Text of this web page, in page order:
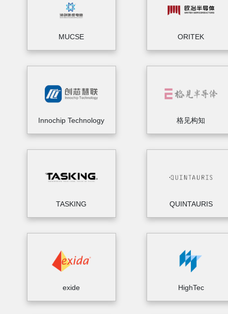
MUCSE ORITEK
Innochip Technology 格见构知
TASKING QUINTAURIS
exide HighTec